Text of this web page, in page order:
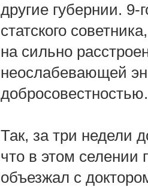
другие губернии.
статского
на сильно
неослабевающей
добросовестностью.
Так, за три недели
что в этом селении
объезжал с